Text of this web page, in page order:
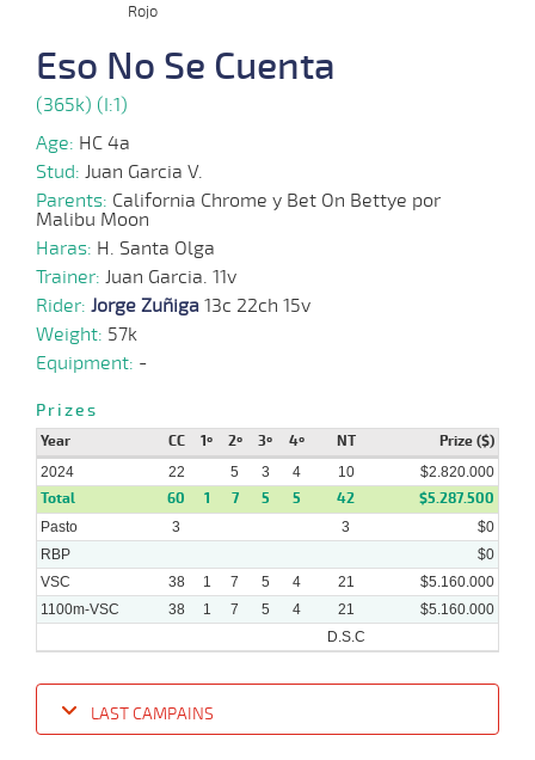
Rojo
Eso No Se Cuenta
(365k) (I:1)
Age: HC 4a
Stud: Juan Garcia V.
Parents: California Chrome y Bet On Bettye por
Malibu Moon
Haras: H. Santa Olga
Trainer: Juan Garcia. 11v
Rider: Jorge Zuñiga 13c 22ch 15v
Weight: 57k
Equipment: -
Prizes
Year CC 1º 2º 3º 4º NT Prize ($)
2024 22 5 3 4 10 $2.820.000
Total 60 1 7 5 5 42 $5.287.500
Pasto 3 3
$0
RBP
$0
VSC
38 1 7 5 4 21
$5.160.000
1100m-VSC
38 1 7 5 4 21
$5.160.000
D.S.C
LAST CAMPAINS